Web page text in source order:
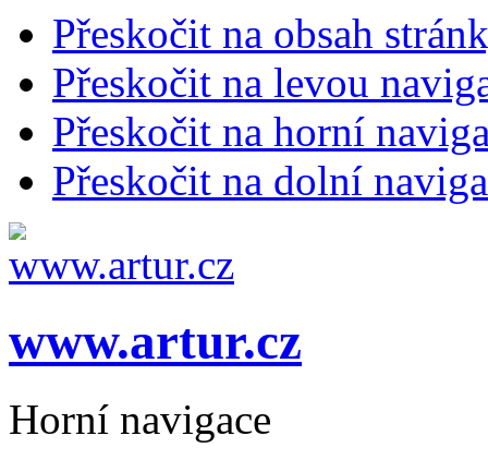
Přeskočit na obsah
Přeskočit na levou
Přeskočit na horní
Přeskočit na dolní
www.artur.cz
Horní navigace